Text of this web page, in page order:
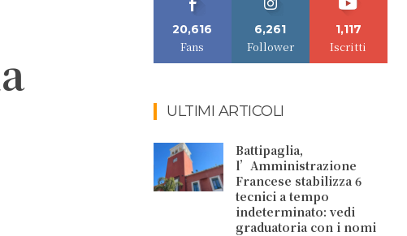
20,616
Fans
6,261
Follower
1,117
Iscritti
ULTIMI ARTICOLI
Battipaglia,
l’Amministrazione
Francese stabilizza 6
tecnici a tempo
indeterminato: vedi
graduatoria con i nomi